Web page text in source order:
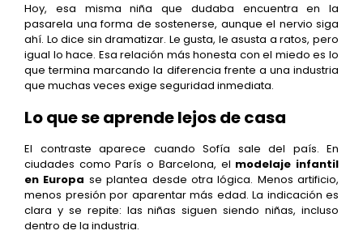
Hoy, esa misma niña que dudaba encuentra en la
pasarela una forma de sostenerse, aunque el nervio siga
ahí. Lo dice sin dramatizar. Le gusta, le asusta a ratos, pero
igual lo hace. Esa relación más honesta con el miedo es lo
que termina marcando la diferencia frente a una industria
que muchas veces exige seguridad inmediata.
Lo que se aprende lejos de casa
El contraste aparece cuando Sofía sale del país. En
ciudades como París o Barcelona, el modelaje infantil
en Europa se plantea desde otra lógica. Menos artificio,
menos presión por aparentar más edad. La indicación es
clara y se repite: las niñas siguen siendo niñas, incluso
dentro de la industria.